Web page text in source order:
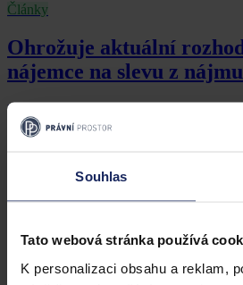
Souhlas
Tato webová stránka používá
K personalizaci obsahu a reklam,
Články
Ohrožuje aktuální
nájemce na slevu z
Podle nedávného rozhodnutí Nejvyššího
nárok na slevu z nájemného, pokud se
i jen částečně, podílel. Obstojí